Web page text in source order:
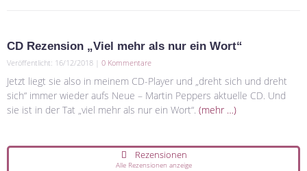
CD Rezension „Viel mehr als nur ein Wort“
Veröffentlicht: 16/12/2018 | 0 Kommentare
Jetzt liegt sie also in meinem CD-Player und „dreht sich und dreht
sich“ immer wieder aufs Neue – Martin Peppers aktuelle CD. Und
sie ist in der Tat „viel mehr als nur ein Wort“. (mehr …)
Rezensionen
Alle Rezensionen anzeige